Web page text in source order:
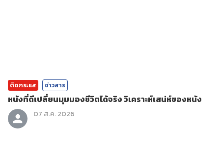
ติดกระแส ข่าวสาร
หนังที่ดีเปลี่ยนมุมมองชีวิตได้จริง วิเคราะห์เสน่ห์ของหนัง
07 ส.ค. 2026